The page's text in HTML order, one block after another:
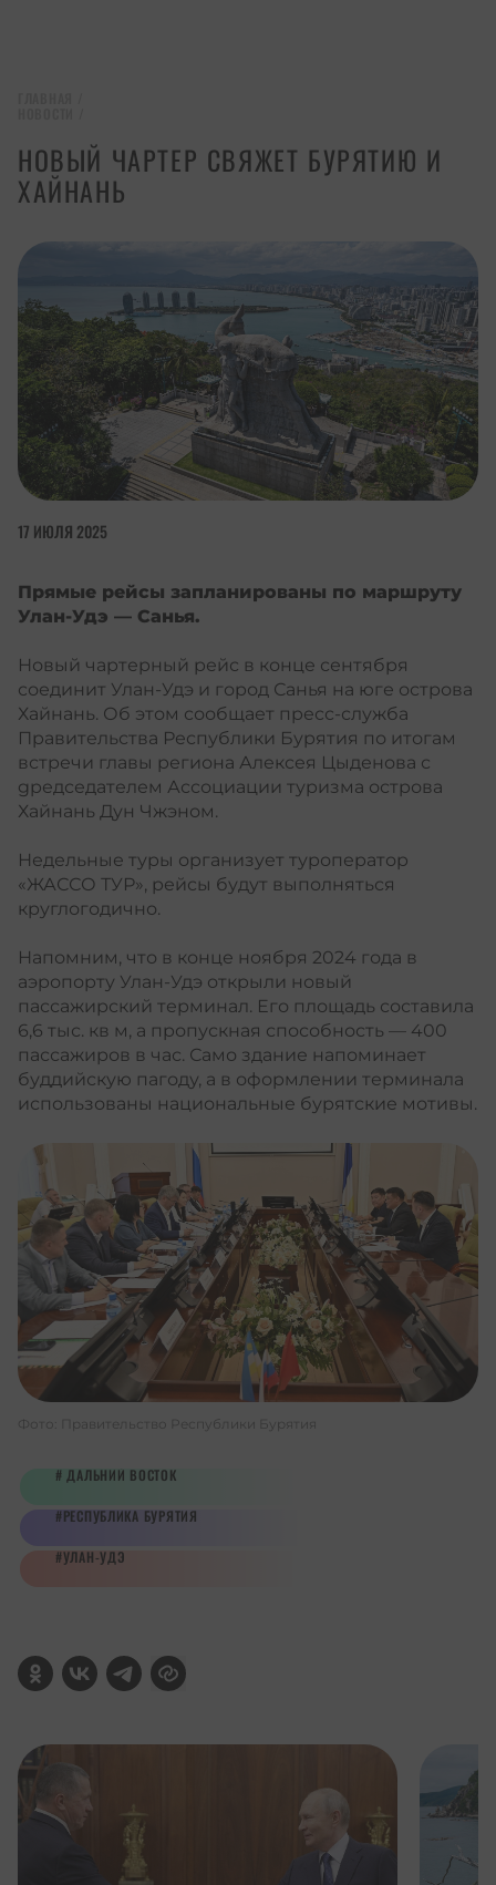
НОВЫЙ ЧАРТЕР СВЯЖЕТ БУРЯТИЮ И
ХАЙНАНЬ
17 ИЮЛЯ 2025
Прямые рейсы запланированы по маршруту
Улан-Удэ — Санья.
Новый чартерный рейс в конце сентября
соединит Улан-Удэ и город Санья на юге острова
Хайнань. Об этом сообщает пресс-служба
Правительства Республики Бурятия по итогам
встречи главы региона Алексея Цыденова с
gредседателем Ассоциации туризма острова
Хайнань Дун Чжэном.
Недельные туры организует туроператор
«ЖАССО ТУР», рейсы будут выполняться
круглогодично.
Напомним, что в конце ноября 2024 года в
аэропорту Улан-Удэ открыли новый
пассажирский терминал. Его площадь составила
6,6 тыс. кв м, а пропускная способность — 400
пассажиров в час. Само здание напоминает
буддийскую пагоду, а в оформлении терминала
использованы национальные бурятские мотивы.
Фото: Правительство Республики Бурятия
ДАЛЬНИЙ ВОСТОК
РЕСПУБЛИКА БУРЯТИЯ
УЛАН-УДЭ